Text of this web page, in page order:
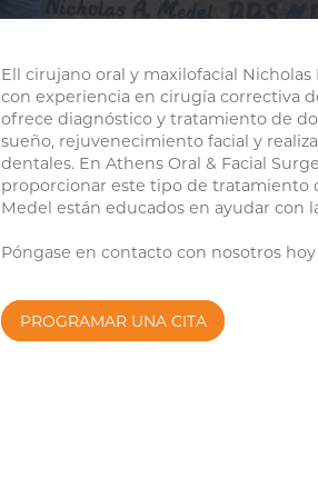
BOTOX
FACIAL FILLERS
FACIAL MOLE
Ell cirujano oral y maxilofacial
con experiencia en cirugía correctiva
ofrece diagnóstico y tratamiento de
sueño, rejuvenecimiento facial y
dentales. En Athens Oral & Facial
proporcionar este tipo de tratamiento
Medel están educados en ayudar con
Póngase en contacto con nosotros
PROGRAMAR UNA CITA